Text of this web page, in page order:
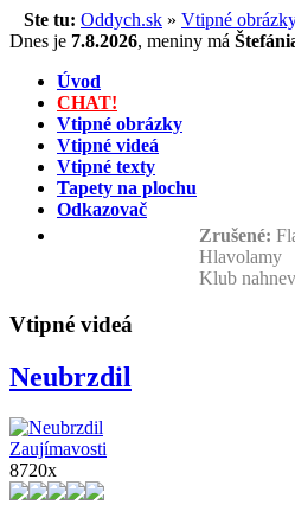
Ste tu: Oddych.sk » Vtipné
Dnes je 7.8.2026, meniny má
Úvod
CHAT!
Vtipné obrázky
Vtipné videá
Vtipné texty
Tapety na plochu
Odkazovač
Zrušené:
Hlavolamy
Klub
Vtipné videá
Neubrzdil
Zaujímavosti
8720x